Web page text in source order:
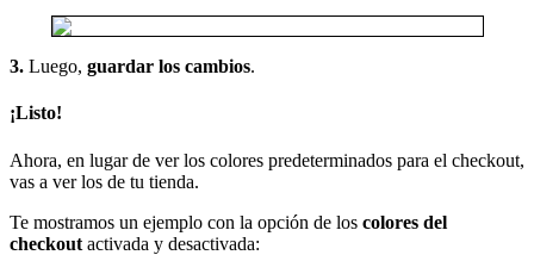
3. Luego, guardar los cambios.
¡Listo!
Ahora, en lugar de ver los colores predeterminados para el checkout,
vas a ver los de tu tienda.
Te mostramos un ejemplo con la opción de los colores del
checkout activada y desactivada: